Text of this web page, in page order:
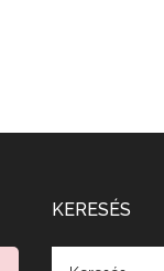
KERESÉS